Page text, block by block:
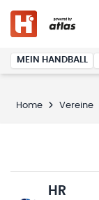
MEIN HANDBALL
Home Vereine
HR